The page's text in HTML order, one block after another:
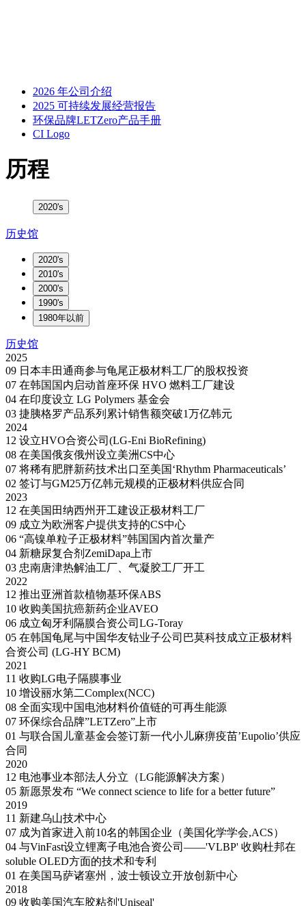
2026 年公司介绍
2025 可持续发展经营报告
环保品牌LETZero产品手册
CI Logo
历程
2020's
历史馆
2020's
2010's
2000's
1990's
1980年以前
历史馆
2025
09 日本丰田通商参与龟尾正极材料工厂的股权投资
07 在韩国国内启动首座环保 HVO 燃料工厂建设
04 在印度设立 LG Polymers 基金会
03 捷胰格罗产品系列累计销售额突破1万亿韩元
2024
12 设立HVO合资公司(LG-Eni BioRefining)
08 在美国俄亥俄州设立美洲CS中心
07 将稀有肥胖新药技术出口至美国‘Rhythm Pharmaceuticals’
02 签订与GM25万亿韩元规模的正极材料供应合同
2023
12 在美国田纳西州开工建设正极材料工厂
09 成立为欧洲客户提供支持的CS中心
06 “高镍单粒子正极材料”韩国国内首次量产
04 新糖尿复合剂ZemiDapa上市
03 忠南唐津热解油工厂、气凝胶工厂开工
2022
12 推出亚洲首款植物基环保ABS
10 收购美国抗癌新药企业AVEO
06 成立匈牙利隔膜合资公司LG-Toray
05 在韩国龟尾与中国华友钴业子公司巴莫科技成立正极材料
合资公司 (LG-HY BCM)
2021
11 收购LG电子隔膜事业
10 增设丽水第二Complex(NCC)
08 全面实现中国电池材料价值链的可再生能源
07 环保综合品牌”LETZero”上市
01 与联合国儿童基金会签订新一代小儿麻痹疫苗’Eupolio’供应
合同
2020
12 电池事业本部法人分立（LG能源解决方案）
05 新愿景发布 “We connect science to life for a better future”
2019
11 新建乌山技术中心
07 成为首家进入前10名的韩国企业（美国化学学会,ACS）
04 与VinFast设立锂离子电池合资公司——'VLBP' 收购杜邦在
soluble OLED方面的技术和专利
01 在美国马萨诸塞州，波士顿设立开放创新中心
2018
09 收购美国汽车胶粘剂'Uniseal'